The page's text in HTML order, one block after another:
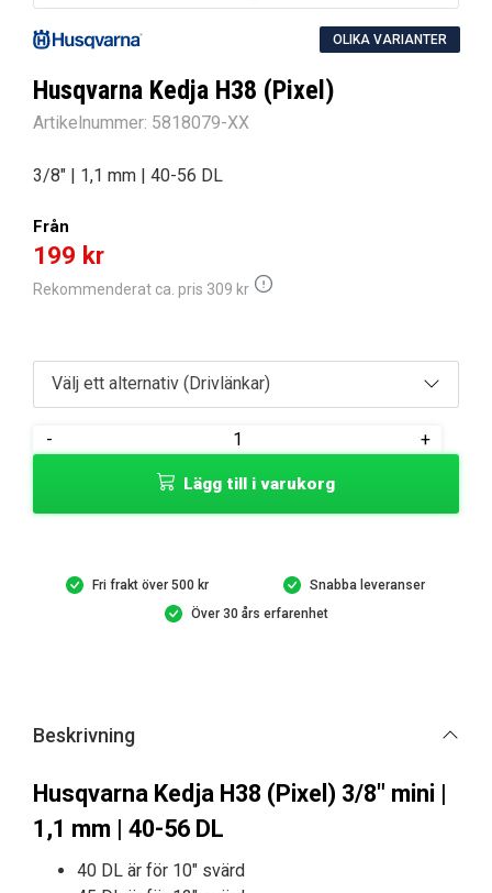
OLIKA VARIANTER
Husqvarna Kedja H38 (Pixel)
Artikelnummer: 5818079-XX
3/8″ | 1,1 mm | 40-56 DL
Från
199 kr
Rekommenderat ca. pris 309 kr
-
Husqvarna
Kedja
(Pixel)
+
Lägg till i varukorg
Fri frakt över 500 kr
Snabba leveranser
Över 30 års erfarenhet
Beskrivning
Husqvarna Kedja H38 (Pixel) 3/8″ mini |
1,1 mm | 40-56 DL
40 DL är för 10″ svärd